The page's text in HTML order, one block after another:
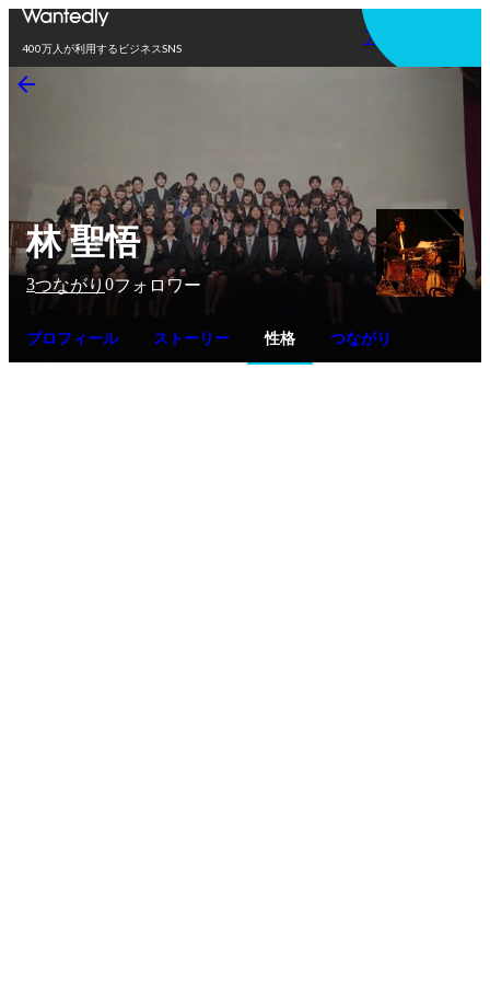
400万人が利用するビジネスSNS
アプリを使う
林 聖悟
3つながり 0フォロワー
プロフィール ストーリー 性格 つながり